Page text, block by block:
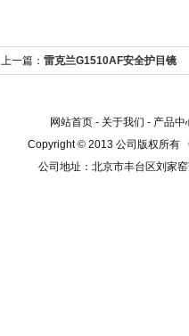
上一篇： 雷克兰G1510AF安全护目镜
网站首页 - 关于我们 - 产品中
Copyright © 2013 公司版权所有
公司地址：北京市丰台区刘家